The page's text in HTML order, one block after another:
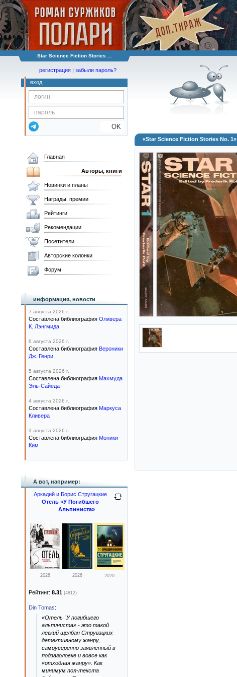
Star Science Fiction Stories ...
регистрация | забыли пароль?
вход
OK
«Star Science Fiction Stories No. 1»
Главная
Авторы, книги
Новинки и планы
Награды, премии
Рейтинги
Рекомендации
Посетители
Авторские колонки
Форум
информация, новости
7 августа 2026 г.
Составлена библиография Оливера
К. Лэнгмида
6 августа 2026 г.
Составлена библиография Вероники
Дж. Генри
5 августа 2026 г.
Составлена библиография Махмуда
Эль-Сайеда
4 августа 2026 г.
Составлена библиография Маркуса
Кливера
3 августа 2026 г.
Составлена библиография Моники
Ким
А вот, например:
Аркадий и Борис Стругацкие
Отель «У Погибшего
Альпиниста»
2026 2026 2020
Рейтинг: 8.31 (4812)
Din Tomas:
«Отель "У погибшего
альпиниста» - это такой
легкий щелбан Стругацких
детективному жанру,
самоуверенно заявленный в
подзаголовке и вовсе как
«отходная жанру». Как
минимум пол-текста